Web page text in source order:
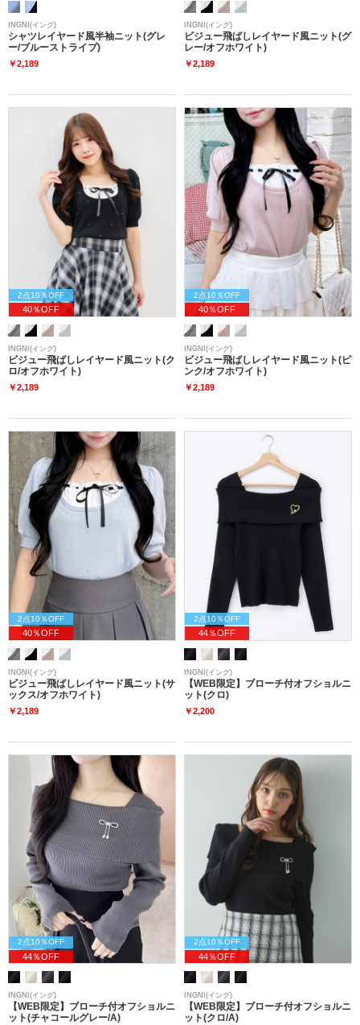
INGNI(イング)
シャツレイヤード風半袖ニット(グレ
ー/ブルーストライプ)
￥2,189
INGNI(イング)
ビジュー飛ばしレイヤード風ニット(グ
レー/オフホワイト)
￥2,189
2点10％OFF
40％OFF
INGNI(イング)
ビジュー飛ばしレイヤード風ニット(ク
ロ/オフホワイト)
￥2,189
2点10％OFF
40％OFF
INGNI(イング)
ビジュー飛ばしレイヤード風ニット(ピ
ンク/オフホワイト)
￥2,189
2点10％OFF
40％OFF
INGNI(イング)
ビジュー飛ばしレイヤード風ニット(サ
ックス/オフホワイト)
￥2,189
2点10％OFF
44％OFF
INGNI(イング)
【WEB限定】ブローチ付オフショルニ
ット(クロ)
￥2,200
2点10％OFF
44％OFF
INGNI(イング)
【WEB限定】ブローチ付オフショルニ
ット(チャコールグレー/A)
2点10％OFF
44％OFF
INGNI(イング)
【WEB限定】ブローチ付オフショルニ
ット(クロ/A)